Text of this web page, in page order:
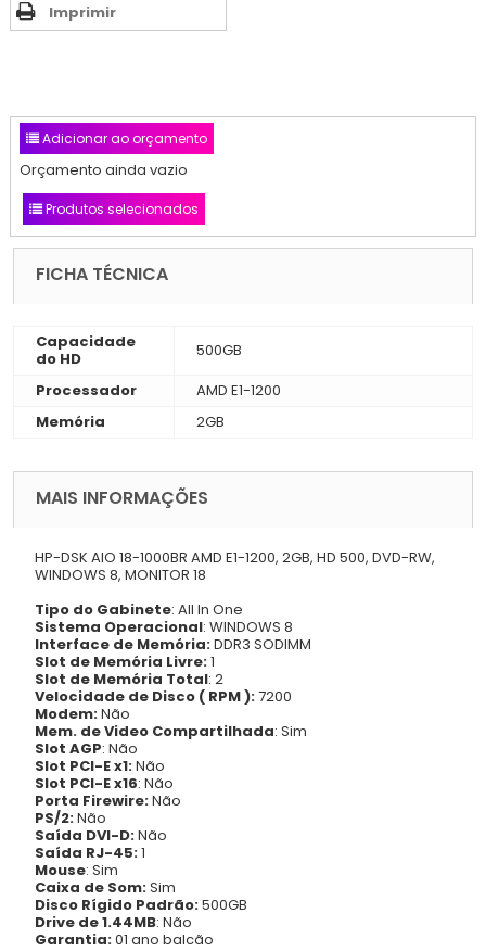
Imprimir
Adicionar ao orçamento
Orçamento ainda vazio
Produtos selecionados
FICHA TÉCNICA
Capacidade
do HD
500GB
Processador
AMD E1-1200
Memória
2GB
MAIS INFORMAÇÕES
HP-DSK AIO 18-1000BR AMD E1-1200, 2GB, HD 500, DVD-RW,
WINDOWS 8, MONITOR 18
Tipo do Gabinete: All In One
Sistema Operacional: WINDOWS 8
Interface de Memória:DDR3 SODIMM
Slot de Memória Livre:1
Slot de Memória Total: 2
Velocidade de Disco ( RPM ):7200
Modem:Não
Mem. de Video Compartilhada: Sim
Slot AGP: Não
Slot PCI-E x1:Não
Slot PCI-E x16: Não
Porta Firewire:Não
PS/2:Não
Saída DVI-D:Não
Saída RJ-45:1
Mouse: Sim
Caixa de Som:Sim
Disco Rígido Padrão:500GB
Drive de 1.44MB: Não
Garantia:01 ano balcão